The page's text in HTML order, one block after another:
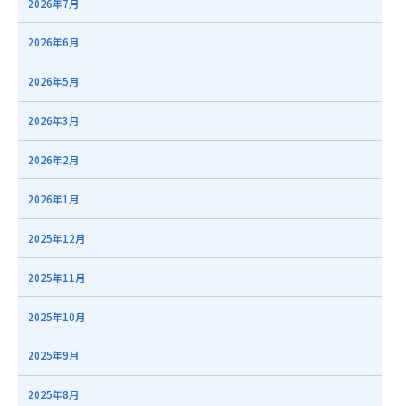
2026年7月
2026年6月
2026年5月
2026年3月
2026年2月
2026年1月
2025年12月
2025年11月
2025年10月
2025年9月
2025年8月